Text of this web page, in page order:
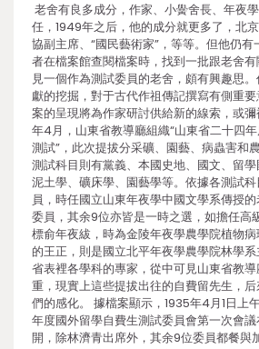
老舍有良多成分，作家、小黌舍長、年夜
任，1949年之后，他的成分就更多了，北
協副主席、“國民藝術家”，等等。但他仍
者在檔案館查閱檔案時，找到一批跟老舍
見一個作為測試委員的老舍，頗有興趣思
獻的挖掘，對于古代作祖傳記撰寫有側重
案的呈現將為作家研討供給新的線索，或
年4月，山東省教導廳組織“山東省二十四
測試”，此次提拔分采礦、園藝、病蟲害和
測試科目則有黨義、本國史地、國文、留學
泥土學、礦床學、園藝學等。依據各測試
員，時任國立山東年夜學中國文學系傳授
委員，其余9位亦皆是一時之選，如擔任高
標俞年夜紱，時為金陵年夜學農學院植物
的王正，則是國立北平年夜學農學院林學
省表裡各學科的專家，從中可見山東省教
重，現實上這些提拔出往的自費留先生，
們的感化。 據檔案顯示，1935年4月1日上
年度國外留學自費生測試委員會第一次會
開，除林濟青出席外，其余9位委員都餐與